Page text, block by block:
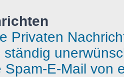
Privaten
ständig
Spam-E-Mail von